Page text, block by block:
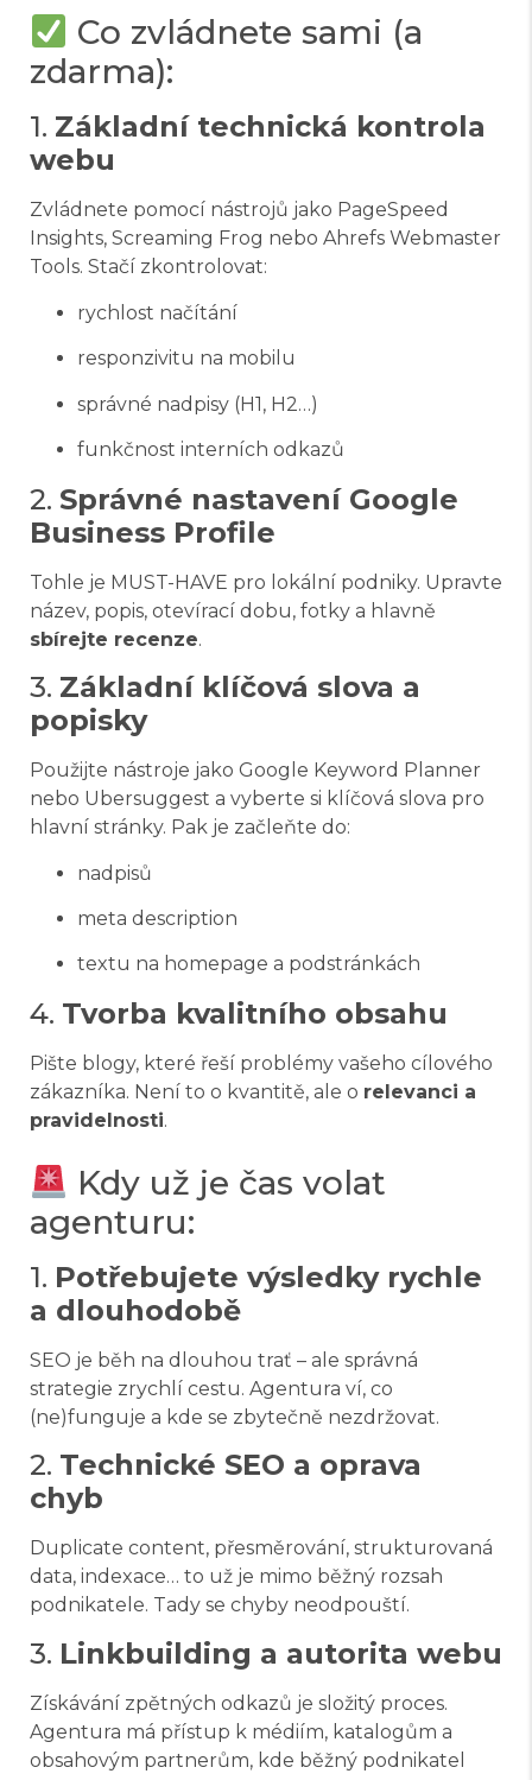
Co zvládnete sami (a
zdarma):
1. Základní technická kontrola
webu
Zvládnete pomocí nástrojů jako PageSpeed
Insights, Screaming Frog nebo Ahrefs Webmaster
Tools. Stačí zkontrolovat:
rychlost načítání
responzivitu na mobilu
správné nadpisy (H1, H2…)
funkčnost interních odkazů
2. Správné nastavení Google
Business Profile
Tohle je MUST-HAVE pro lokální podniky. Upravte
název, popis, otevírací dobu, fotky a hlavně
sbírejte recenze.
3. Základní klíčová slova a
popisky
Použijte nástroje jako Google Keyword Planner
nebo Ubersuggest a vyberte si klíčová slova pro
hlavní stránky. Pak je začleňte do:
nadpisů
meta description
textu na homepage a podstránkách
4. Tvorba kvalitního obsahu
Pište blogy, které řeší problémy vašeho cílového
zákazníka. Není to o kvantitě, ale o relevanci a
pravidelnosti.
Kdy už je čas volat
agenturu:
1. Potřebujete výsledky rychle
a dlouhodobě
SEO je běh na dlouhou trať – ale správná
strategie zrychlí cestu. Agentura ví, co
(ne)funguje a kde se zbytečně nezdržovat.
2. Technické SEO a oprava
chyb
Duplicate content, přesměrování, strukturovaná
data, indexace… to už je mimo běžný rozsah
podnikatele. Tady se chyby neodpouští.
3. Linkbuilding a autorita webu
Získávání zpětných odkazů je složitý proces.
Agentura má přístup k médiím, katalogům a
obsahovým partnerům, kde běžný podnikatel